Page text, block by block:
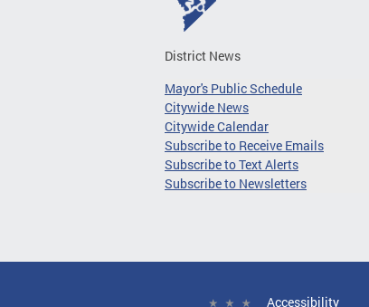
District News
Mayor's Public Schedule
Citywide News
Citywide Calendar
Subscribe to Receive Emails
Subscribe to Text Alerts
Subscribe to Newsletters
Accessibility